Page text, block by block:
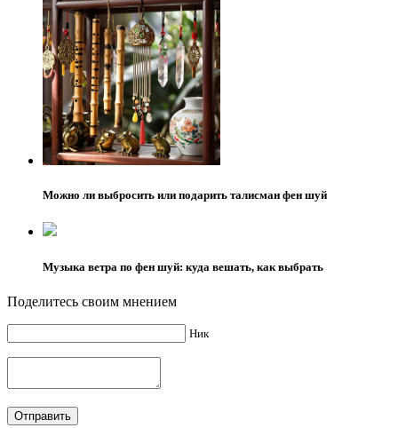
Можно ли выбросить или подарить талисман фен шуй
Музыка ветра по фен шуй: куда вешать, как выбрать
Поделитесь своим мнением
Ник